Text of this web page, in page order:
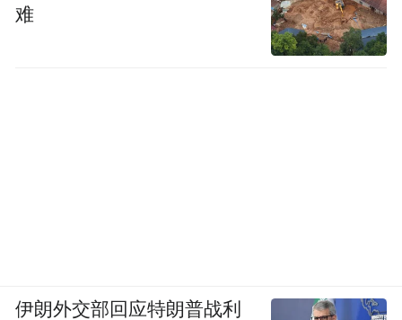
难
伊朗外交部回应特朗普战利